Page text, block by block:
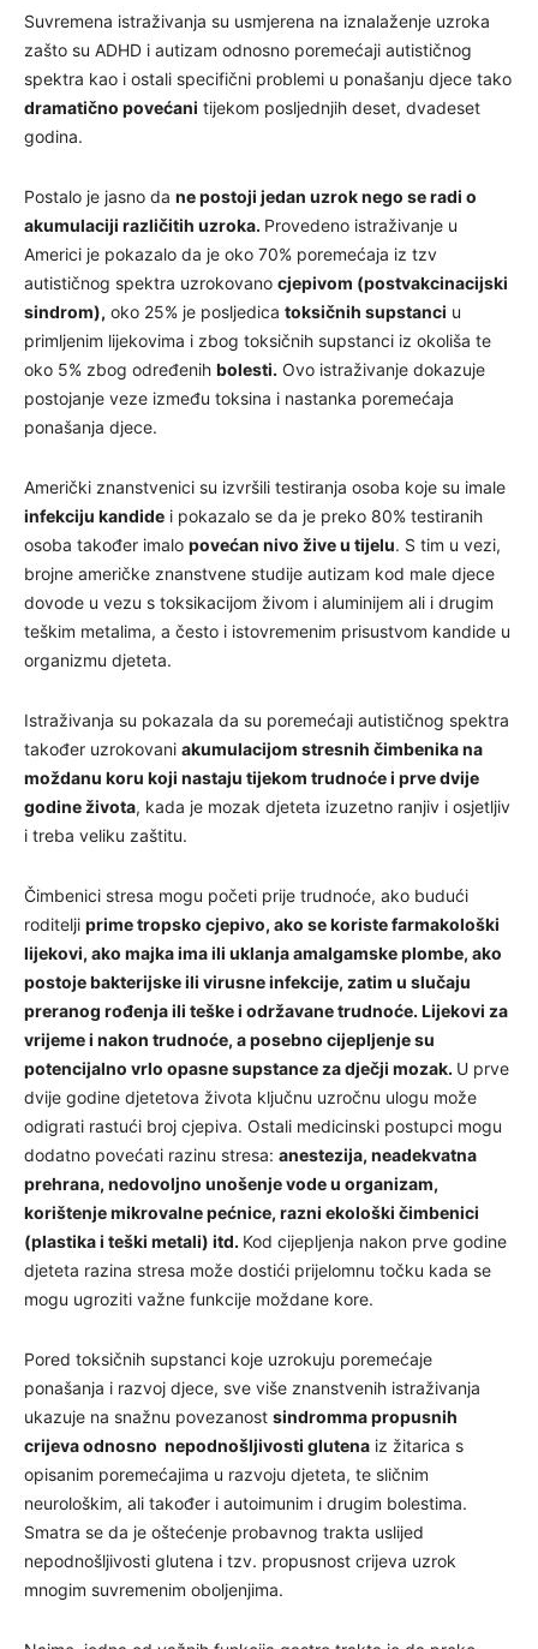
Suvremena istraživanja su usmjerena na iznalaženje uzroka
zašto su ADHD i autizam odnosno poremećaji autističnog
spektra kao i ostali specifični problemi u ponašanju djece tako
dramatično povećani tijekom posljednjih deset, dvadeset
godina.
Postalo je jasno da ne postoji jedan uzrok nego se radi o
akumulaciji različitih uzroka. Provedeno istraživanje u
Americi je pokazalo da je oko 70% poremećaja iz tzv
autističnog spektra uzrokovano cjepivom (postvakcinacijski
sindrom), oko 25% je posljedica toksičnih supstanci u
primljenim lijekovima i zbog toksičnih supstanci iz okoliša te
oko 5% zbog određenih bolesti. Ovo istraživanje dokazuje
postojanje veze između toksina i nastanka poremećaja
ponašanja djece.
Američki znanstvenici su izvršili testiranja osoba koje su imale
infekciju kandide i pokazalo se da je preko 80% testiranih
osoba također imalo povećan nivo žive u tijelu. S tim u vezi,
brojne američke znanstvene studije autizam kod male djece
dovode u vezu s toksikacijom živom i aluminijem ali i drugim
teškim metalima, a često i istovremenim prisustvom kandide u
organizmu djeteta.
Istraživanja su pokazala da su poremećaji autističnog spektra
također uzrokovani akumulacijom stresnih čimbenika na
moždanu koru koji nastaju tijekom trudnoće i prve dvije
godine života, kada je mozak djeteta izuzetno ranjiv i osjetljiv
i treba veliku zaštitu.
Čimbenici stresa mogu početi prije trudnoće, ako budući
roditelji prime tropsko cjepivo, ako se koriste farmakološki
lijekovi, ako majka ima ili uklanja amalgamske plombe, ako
postoje bakterijske ili virusne infekcije, zatim u slučaju
preranog rođenja ili teške i održavane trudnoće. Lijekovi za
vrijeme i nakon trudnoće, a posebno cijepljenje su
potencijalno vrlo opasne supstance za dječji mozak. U prve
dvije godine djetetova života ključnu uzročnu ulogu može
odigrati rastući broj cjepiva. Ostali medicinski postupci mogu
dodatno povećati razinu stresa: anestezija, neadekvatna
prehrana, nedovoljno unošenje vode u organizam,
korištenje mikrovalne pećnice, razni ekološki čimbenici
(plastika i teški metali) itd. Kod cijepljenja nakon prve godine
djeteta razina stresa može dostići prijelomnu točku kada se
mogu ugroziti važne funkcije moždane kore.
Pored toksičnih supstanci koje uzrokuju poremećaje
ponašanja i razvoj djece, sve više znanstvenih istraživanja
ukazuje na snažnu povezanost sindromma propusnih
crijeva odnosno nepodnošljivosti glutena iz žitarica s
opisanim poremećajima u razvoju djeteta, te sličnim
neurološkim, ali također i autoimunim i drugim bolestima.
Smatra se da je oštećenje probavnog trakta uslijed
nepodnošljivosti glutena i tzv. propusnost crijeva uzrok
mnogim suvremenim oboljenjima.